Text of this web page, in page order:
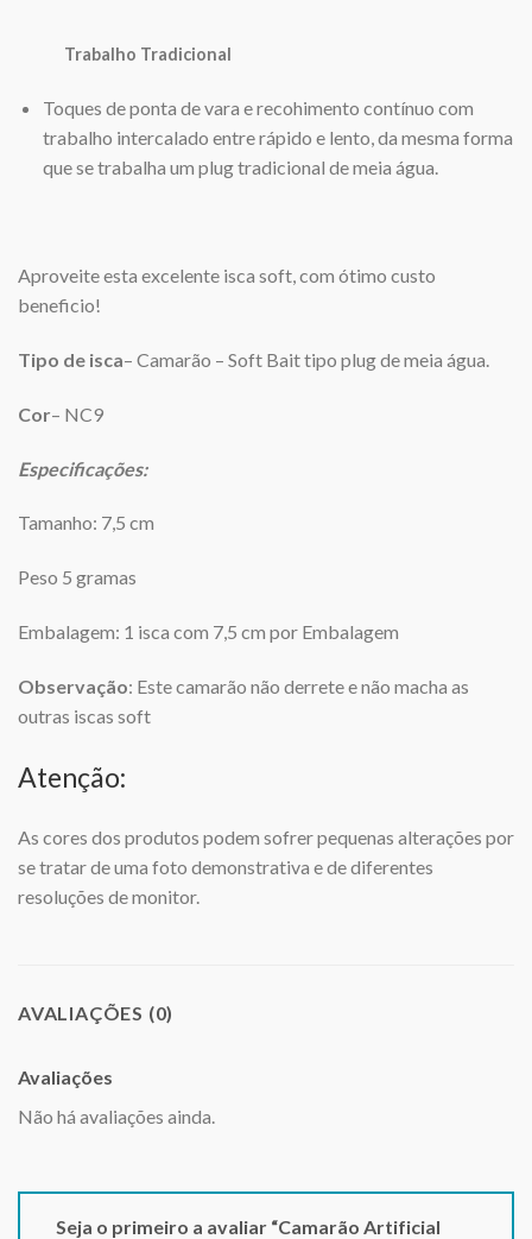
Trabalho Tradicional
Toques de ponta de vara e recohimento contínuo com
trabalho intercalado entre rápido e lento, da mesma forma
que se trabalha um plug tradicional de meia água.
Aproveite esta excelente isca soft, com ótimo custo
beneficio!
Tipo de isca– Camarão – Soft Bait tipo plug de meia água.
Cor– NC9
Especificações:
Tamanho: 7,5 cm
Peso 5 gramas
Embalagem: 1 isca com 7,5 cm por Embalagem
Observação: Este camarão não derrete e não macha as
outras iscas soft
Atenção:
As cores dos produtos podem sofrer pequenas alterações por
se tratar de uma foto demonstrativa e de diferentes
resoluções de monitor.
AVALIAÇÕES (0)
Avaliações
Não há avaliações ainda.
Seja o primeiro a avaliar “Camarão Artificial